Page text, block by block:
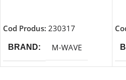
Cod Produs: 230317
BRAND M-WAVE